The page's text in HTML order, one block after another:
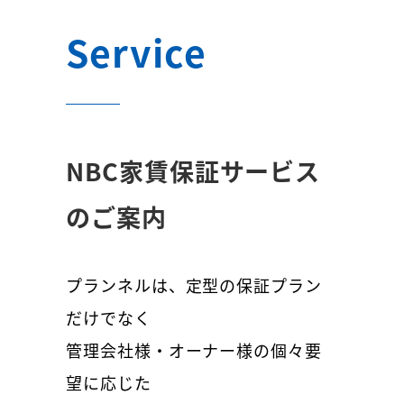
Service
NBC家賃保証サービス
のご案内
プランネルは、定型の保証プラン
だけでなく
管理会社様・オーナー様の個々要
望に応じた